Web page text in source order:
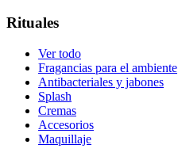
Rituales
Ver todo
Fragancias para el ambiente
Antibacteriales y jabones
Splash
Cremas
Accesorios
Maquillaje